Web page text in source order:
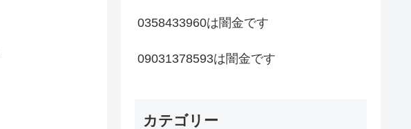
0358433960は闇金です
09031378593は闇金です
カテゴリー